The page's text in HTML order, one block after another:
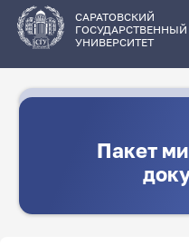
основному
содержанию
САРАТОВСКИЙ
ГОСУДАРСТВЕННЫЙ
УНИВЕРСИТЕТ
Пакет